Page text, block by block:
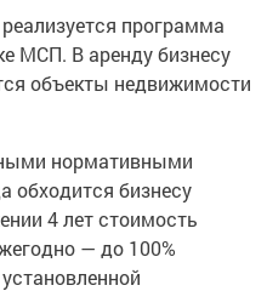
программа
МСП. В аренду бизнесу
объекты недвижимости
нормативными
обходится бизнесу
4 лет стоимость
— до 100%